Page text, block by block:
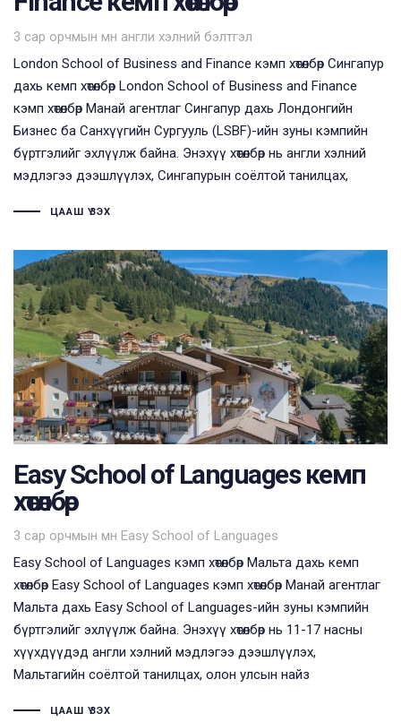
3 сар орчмын өмнө
Tags
англи хэлний бэлтгэл
London School of Business and Finance кэмп хөтөлбөр Сингапур
дахь кемп хөтөлбөр London School of Business and Finance
кэмп хөтөлбөр Манай агентлаг Сингапур дахь Лондонгийн
Бизнес ба Санхүүгийн Сургууль (LSBF)-ийн зуны кэмпийн
бүртгэлийг эхлүүлж байна. Энэхүү хөтөлбөр нь англи хэлний
мэдлэгээ дээшлүүлэх, Сингапурын соёлтой танилцах,
ЦААШ ҮЗЭХ
Easy School of Languages кемп
хөтөлбөр
3 сар орчмын өмнө
Tags
Easy School of Languages
Easy School of Languages кэмп хөтөлбөр Мальта дахь кемп
хөтөлбөр Easy School of Languages кэмп хөтөлбөр ​Манай агентлаг
Мальта дахь Easy School of Languages-ийн зуны кэмпийн
бүртгэлийг эхлүүлж байна. Энэхүү хөтөлбөр нь 11-17 насны
хүүхдүүдэд англи хэлний мэдлэгээ дээшлүүлэх,
Мальтагийн соёлтой танилцах, олон улсын найз
ЦААШ ҮЗЭХ